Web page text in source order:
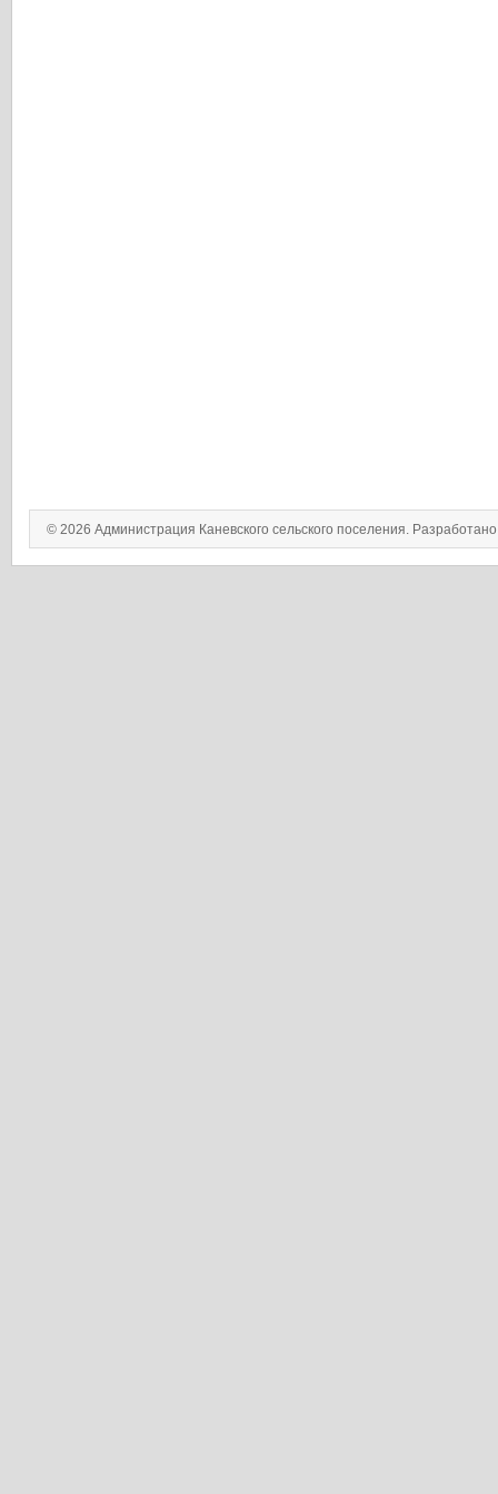
© 2026 Администрация Каневского сельского поселения.